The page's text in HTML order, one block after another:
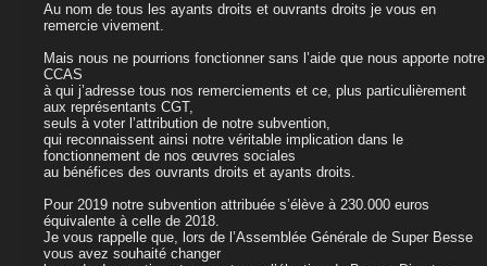
Au nom de tous les ayants droits et ouvrants droits je vous en
remercie vivement.
Mais nous ne pourrions fonctionner sans l’aide que nous apporte notre
CCAS
à qui j’adresse tous nos remerciements et ce, plus particulièrement
aux représentants CGT,
seuls à voter l’attribution de notre subvention,
qui reconnaissent ainsi notre véritable implication dans le
fonctionnement de nos œuvres sociales
au bénéfices des ouvrants droits et ayants droits.
Pour 2019 notre subvention attribuée s’élève à 230.000 euros
équivalente à celle de 2018.
Je vous rappelle que, lors de l’Assemblée Générale de Super Besse
vous avez souhaité changer